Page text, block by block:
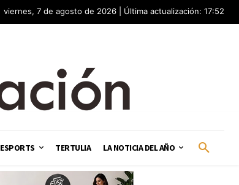
viernes, 7 de agosto de 2026 | Última actualización: 17:52
ESPORTS TERTULIA LA NOTICIA DEL AÑO